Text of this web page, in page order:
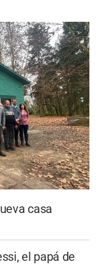
casa
el papá de